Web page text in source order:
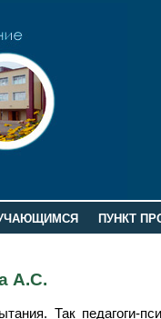
ПУНКТ
А.С.
Так педагоги-